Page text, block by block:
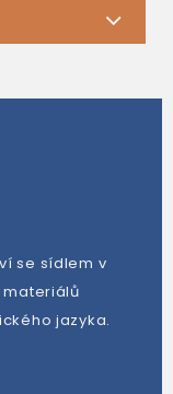
se sídlem v
materiálů
jazyka.